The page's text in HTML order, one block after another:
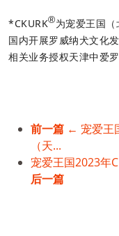
*CKURK®为宠爱王国
国内开展罗威纳犬文化
相关业务授权天津中爱
前一篇 ← 宠爱王
（天...
宠爱王国2023年
后一篇